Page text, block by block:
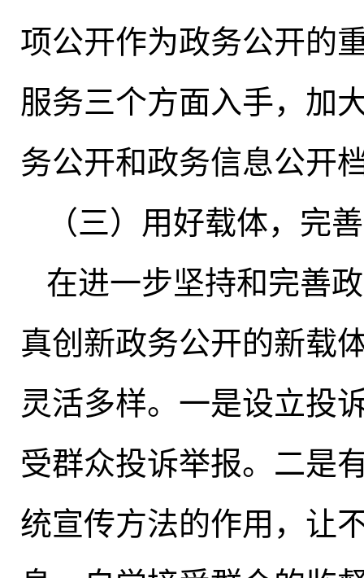
项公开作为政务公开的
服务三个方面入手，加
务公开和政务信息公开
（三）用好载体， 完
在进一步坚持和完善
真创新政务公开的新载
灵活多样。 一是设立投
受群众投诉举报。 二是
统宣传方法的作用，让